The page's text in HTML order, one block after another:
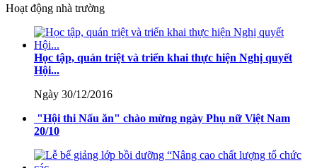
chi phí học tập và giá dịch vụ trong lĩnh vực giáo dục, đào tạo
Lượt xem:353 | lượt tải:231
71-NQ/TW
giáo dục và đào tạo
Lượt xem:516 | lượt tải:0
08/2025/TT-BGDĐT
Hoạt động nhà trường
Học tập, quán triệt và triển khai thực hiện Nghị quyết
Hội...
Ngày 30/12/2016
"Hội thi Nấu ăn" chào mừng ngày Phụ nữ Việt Nam
20/10